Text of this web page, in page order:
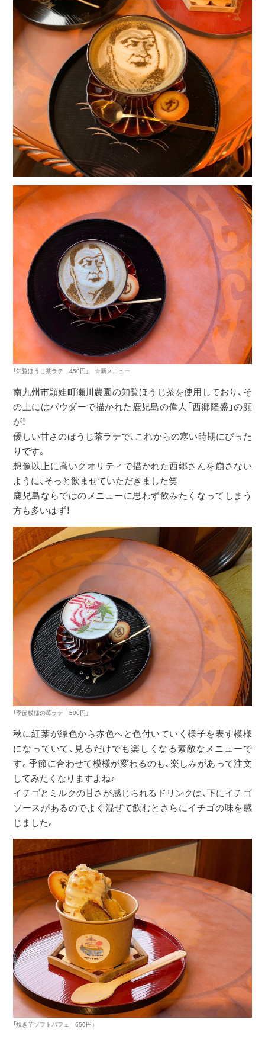
「知覧ほうじ茶ラテ 450円」 ☆新メニュー
南九州市頴娃町瀬川農園の知覧ほうじ茶を使用しており、そ
の上にはパウダーで描かれた鹿児島の偉人「西郷隆盛」の顔
が！
優しい甘さのほうじ茶ラテで、これからの寒い時期にぴった
りです。
想像以上に高いクオリティで描かれた西郷さんを崩さない
ように、そっと飲ませていただきました笑
鹿児島ならではのメニューに思わず飲みたくなってしまう
方も多いはず！
「季節模様の苺ラテ 500円」
秋に紅葉が緑色から赤色へと色付いていく様子を表す模様
になっていて、見るだけでも楽しくなる素敵なメニューで
す。季節に合わせて模様が変わるのも、楽しみがあって注文
してみたくなりますよね♪
イチゴとミルクの甘さが感じられるドリンクは、下にイチゴ
ソースがあるのでよく混ぜて飲むとさらにイチゴの味を感
じました。
「焼き芋ソフトパフェ 650円」